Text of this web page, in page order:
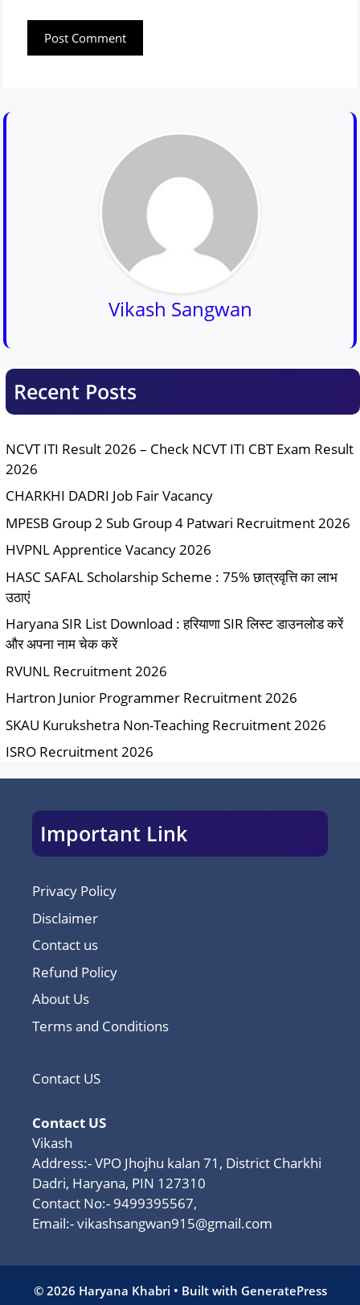
Vikash Sangwan
Recent Posts
NCVT ITI Result 2026 – Check NCVT ITI CBT Exam Result
2026
CHARKHI DADRI Job Fair Vacancy
MPESB Group 2 Sub Group 4 Patwari Recruitment 2026
HVPNL Apprentice Vacancy 2026
HASC SAFAL Scholarship Scheme : 75% छात्रवृत्ति का लाभ
उठाएं
Haryana SIR List Download : हरियाणा SIR लिस्ट डाउनलोड करें
और अपना नाम चेक करें
RVUNL Recruitment 2026
Hartron Junior Programmer Recruitment 2026
SKAU Kurukshetra Non-Teaching Recruitment 2026
ISRO Recruitment 2026
Important Link
Privacy Policy
Disclaimer
Contact us
Refund Policy
About Us
Terms and Conditions
Contact US
Contact US
Vikash
Address:- VPO Jhojhu kalan 71, District Charkhi
Dadri, Haryana, PIN 127310
Contact No:- 9499395567,
Email:-vikashsangwan915@gmail.com
© 2026 Haryana Khabri • Built with GeneratePress